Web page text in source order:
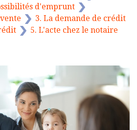
d'emprunt
3. La demande de crédit
5. L'acte chez le notaire